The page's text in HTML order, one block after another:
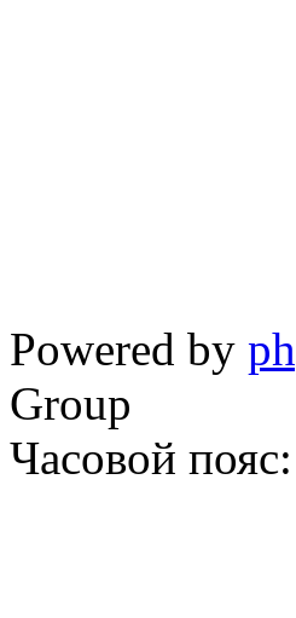
Powered by
Group
Часовой